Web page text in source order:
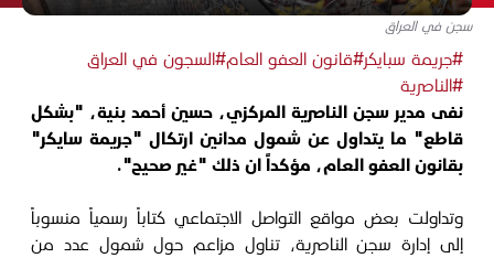
سجن في العراق
#جريمة سبايكر#قانون العفو العام#السجون في العراق
#الناصرية
نفى مدير سجن الناصرية المركزي، حسين أحمد بنية، "بشكل
قاطع" ما يتداول عن شمول مدانين ارتكال "جريمة سايكر"
بقانون العفو العام، مؤكداً ان ذلك "غير صحيح".
وتداولت بعض مواقع التواصل الاجتماعي كتاباً رسمياً منسوباً
إلى إدارة سجن الناصرية، تناول مزاعم حول شمول عدد من